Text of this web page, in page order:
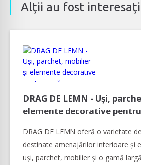
Alţii au fost interesaţi
DRAG DE LEMN - Uşi,
elemente decorative pentru
DRAG DE LEMN oferă o varietate
destinate amenajărilor interioare şi
uşi, parchet, mobilier şi o gamă